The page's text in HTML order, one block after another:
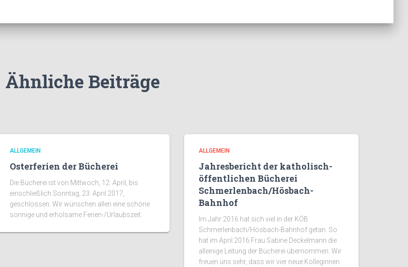
Ähnliche Beiträge
ALLGEMEIN
Osterferien der Bücherei
Die Bücherei ist von Mittwoch, 12. April, bis
einschließlich Sonntag, 23. April 2017,
geschlossen. Wir wünschen allen eine schöne
sonnige und erholsame Ferien-/Urlaubszeit.
ALLGEMEIN
Jahresbericht der katholisch-
öffentlichen Bücherei
Schmerlenbach/Hösbach-
Bahnhof
Im Jahr 2016 hat sich viel in der KÖB
Schmerlenbach/Hösbach-Bahnhof getan. So
hat im April 2016 Frau Sabine Deckelmann die
alleinige Leitung der Bücherei übernommen. Wir
freuen uns sehr, dass wir vier neue Kolleginnen